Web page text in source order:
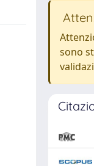
sono